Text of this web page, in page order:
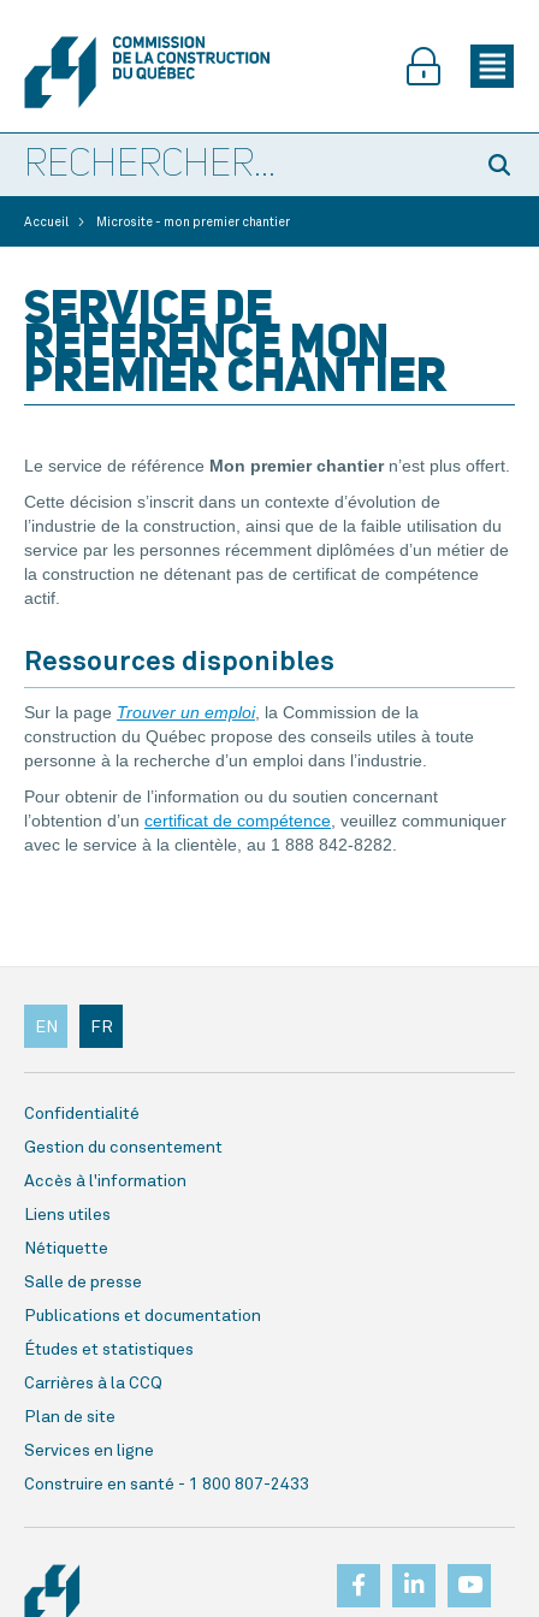
Accueil > Microsite - mon premier chantier
SERVICE DE
RÉFÉRENCE MON
PREMIER CHANTIER
Le service de référence Mon premier chantier n’est plus offert.
Cette décision s’inscrit dans un contexte d’évolution de
l’industrie de la construction, ainsi que de la faible utilisation du
service par les personnes récemment diplômées d’un métier de
la construction ne détenant pas de certificat de compétence
actif.
Ressources disponibles
Sur la page Trouver un emploi, la Commission de la
construction du Québec propose des conseils utiles à toute
personne à la recherche d’un emploi dans l’industrie.
Pour obtenir de l’information ou du soutien concernant
l’obtention d’un certificat de compétence , veuillez communiquer
avec le service à la clientèle, au 1 888 842-8282.
Confidentialité
Gestion du consentement
Accès à l'information
Liens utiles
Nétiquette
Salle de presse
Publications et documentation
Études et statistiques
Carrières à la CCQ
Plan de site
Services en ligne
Construire en santé - 1 800 807-2433
EN FR